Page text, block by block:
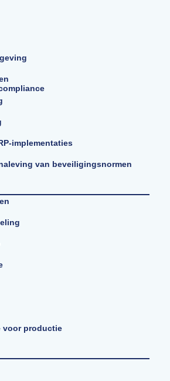
implementaties
van beveiligingsnormen
voor productie